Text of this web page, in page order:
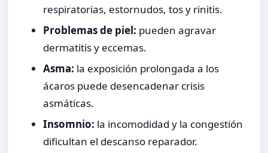
respiratorias, estornudos, tos y rinitis.
Problemas de piel: pueden agravar
dermatitis y eccemas.
Asma: la exposición prolongada a los
ácaros puede desencadenar crisis
asmáticas.
Insomnio: la incomodidad y la congestión
dificultan el descanso reparador.